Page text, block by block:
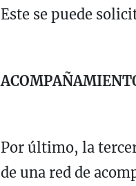
Este se puede
Por último, la
de una red de